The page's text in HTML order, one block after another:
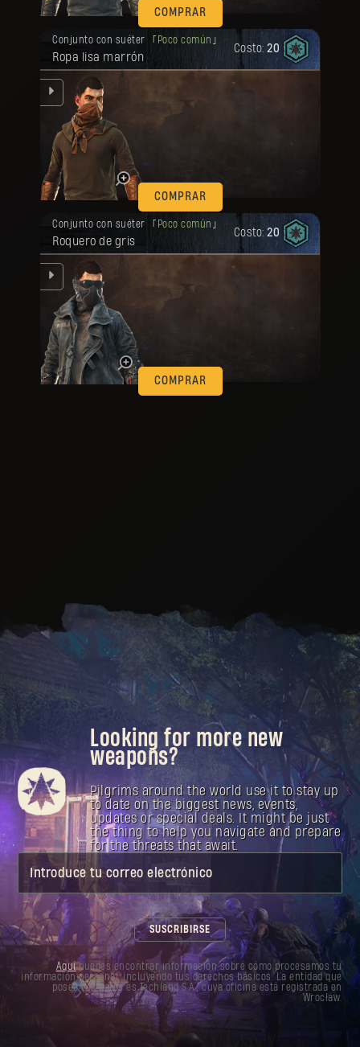
COMPRAR
Conjunto con suéter Poco común
Ropa lisa marrón
Costo: 20
COMPRAR
Tu recompensa se desbloqueó.
Conjunto con suéter Poco común
Roquero de gris
Costo: 20
COMPRAR
Tu recompensa se desbloqueó.
Looking for more new
weapons?
Pilgrims around the world use it to stay up
to date on the biggest news, events,
updates or special deals. It might be just
the thing to help you navigate and prepare
for the threats that await.
Introduce tu correo electrónico
SUSCRIBIRSE
Aquípuedes encontrar información sobre cómo procesamos tu
información personal, incluyendo tus derechos básicos. La entidad que
posee tus datos es Techland S.A., cuya oficina está registrada en
Wrocław.